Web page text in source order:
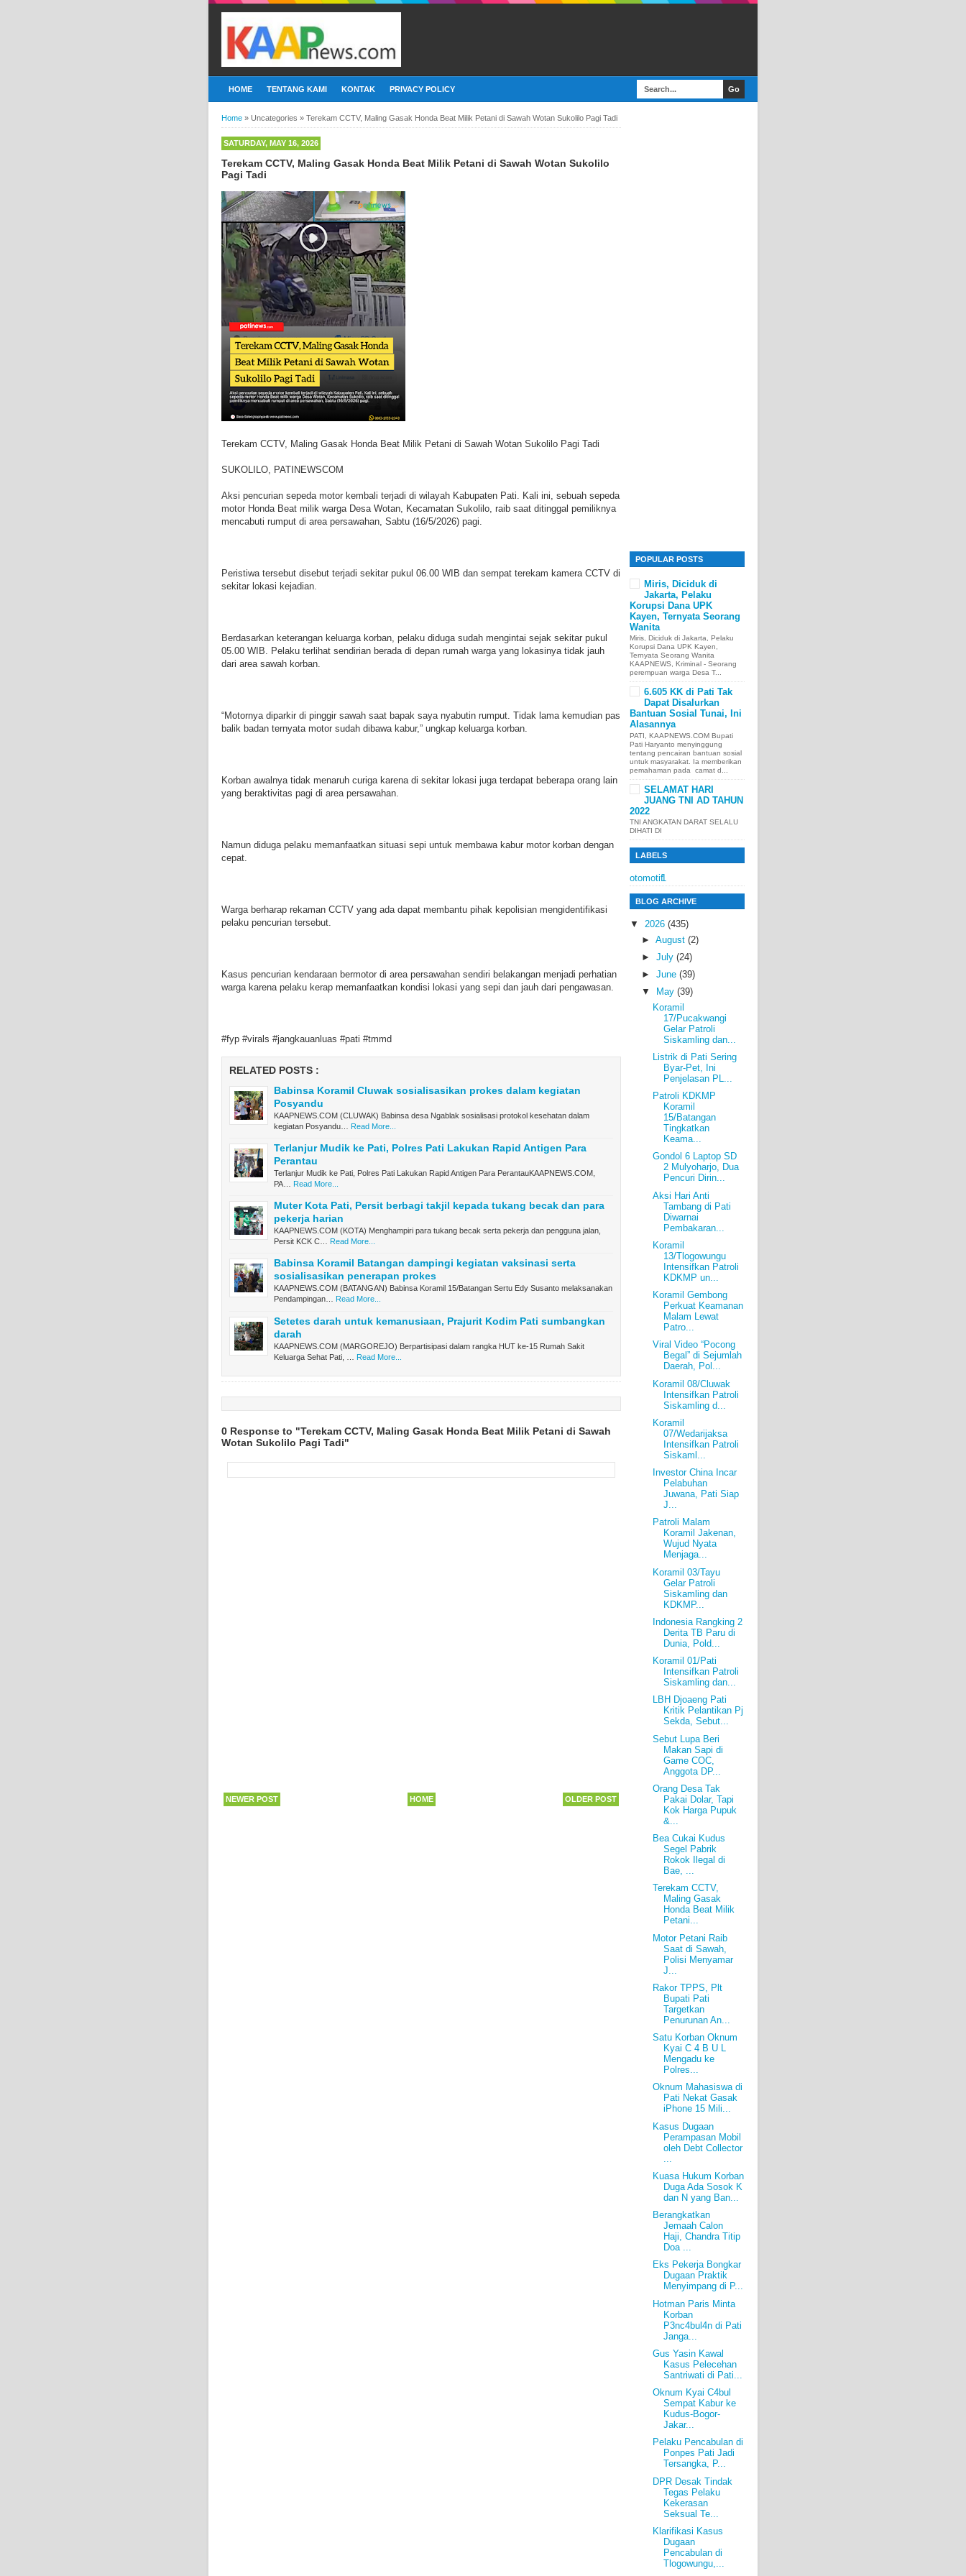
HOME TENTANG KAMI KONTAK PRIVACY POLICY
Home » Uncategories » Terekam CCTV, Maling Gasak Honda Beat Milik Petani di Sawah Wotan Sukolilo Pagi Tadi
SATURDAY, MAY 16, 2026
Terekam CCTV, Maling Gasak Honda Beat Milik Petani di Sawah Wotan Sukolilo
Pagi Tadi
Terekam CCTV, Maling Gasak Honda Beat Milik Petani di Sawah Wotan Sukolilo Pagi Tadi
SUKOLILO, PATINEWSCOM
Aksi pencurian sepeda motor kembali terjadi di wilayah Kabupaten Pati. Kali ini, sebuah sepeda
motor Honda Beat milik warga Desa Wotan, Kecamatan Sukolilo, raib saat ditinggal pemiliknya
mencabuti rumput di area persawahan, Sabtu (16/5/2026) pagi.
Peristiwa tersebut disebut terjadi sekitar pukul 06.00 WIB dan sempat terekam kamera CCTV di
sekitar lokasi kejadian.
Berdasarkan keterangan keluarga korban, pelaku diduga sudah mengintai sejak sekitar pukul
05.00 WIB. Pelaku terlihat sendirian berada di depan rumah warga yang lokasinya tidak jauh
dari area sawah korban.
“Motornya diparkir di pinggir sawah saat bapak saya nyabutin rumput. Tidak lama kemudian pas
balik badan ternyata motor sudah dibawa kabur,” ungkap keluarga korban.
Korban awalnya tidak menaruh curiga karena di sekitar lokasi juga terdapat beberapa orang lain
yang beraktivitas pagi di area persawahan.
Namun diduga pelaku memanfaatkan situasi sepi untuk membawa kabur motor korban dengan
cepat.
Warga berharap rekaman CCTV yang ada dapat membantu pihak kepolisian mengidentifikasi
pelaku pencurian tersebut.
Kasus pencurian kendaraan bermotor di area persawahan sendiri belakangan menjadi perhatian
warga karena pelaku kerap memanfaatkan kondisi lokasi yang sepi dan jauh dari pengawasan.
#fyp #virals #jangkauanluas #pati #tmmd
RELATED POSTS :
Babinsa Koramil Cluwak sosialisasikan prokes dalam kegiatan
Posyandu
KAAPNEWS.COM (CLUWAK) Babinsa desa Ngablak sosialisasi protokol kesehatan dalam
kegiatan Posyandu…
Read More...
Terlanjur Mudik ke Pati, Polres Pati Lakukan Rapid Antigen Para
Perantau
Terlanjur Mudik ke Pati, Polres Pati Lakukan Rapid Antigen Para PerantauKAAPNEWS.COM,
PA…
Read More...
Muter Kota Pati, Persit berbagi takjil kepada tukang becak dan para
pekerja harian
KAAPNEWS.COM (KOTA) Menghampiri para tukang becak serta pekerja dan pengguna jalan,
Persit KCK C…
Read More...
Babinsa Koramil Batangan dampingi kegiatan vaksinasi serta
sosialisasikan penerapan prokes
KAAPNEWS.COM (BATANGAN) Babinsa Koramil 15/Batangan Sertu Edy Susanto melaksanakan
Pendampingan… Read More...
Setetes darah untuk kemanusiaan, Prajurit Kodim Pati sumbangkan
darah
KAAPNEWS.COM (MARGOREJO) Berpartisipasi dalam rangka HUT ke-15 Rumah Sakit
Keluarga Sehat Pati, …
Read More...
0 Response to "Terekam CCTV, Maling Gasak Honda Beat Milik Petani di Sawah
Wotan Sukolilo Pagi Tadi"
NEWER POST OLDER POST
HOME
POPULAR POSTS
Miris, Diciduk di
Jakarta, Pelaku
Korupsi Dana UPK
Kayen, Ternyata Seorang
Wanita
Miris, Diciduk di Jakarta, Pelaku
Korupsi Dana UPK Kayen,
Ternyata Seorang Wanita
KAAPNEWS, Kriminal - Seorang
perempuan warga Desa T...
6.605 KK di Pati Tak
Dapat Disalurkan
Bantuan Sosial Tunai, Ini
Alasannya
PATI, KAAPNEWS.COM Bupati
Pati Haryanto menyinggung
tentang pencairan bantuan sosial
untuk masyarakat. Ia memberikan
pemahaman pada camat d...
SELAMAT HARI
JUANG TNI AD TAHUN
2022
TNI ANGKATAN DARAT SELALU
DIHATI DI
LABELS
otomotif1
BLOG ARCHIVE
▼ 2026 (435)
► August (2)
► July (24)
► June (39)
▼
May (39)
Koramil
17/Pucakwangi
Gelar Patroli
Siskamling dan...
Listrik di Pati Sering
Byar-Pet, Ini
Penjelasan PL...
Patroli KDKMP
Koramil
15/Batangan
Tingkatkan
Keama...
Gondol 6 Laptop SD
2 Mulyoharjo, Dua
Pencuri Dirin...
Aksi Hari Anti
Tambang di Pati
Diwarnai
Pembakaran...
Koramil
13/Tlogowungu
Intensifkan Patroli
KDKMP un...
Koramil Gembong
Perkuat Keamanan
Malam Lewat
Patro...
Viral Video “Pocong
Begal” di Sejumlah
Daerah, Pol...
Koramil 08/Cluwak
Intensifkan Patroli
Siskamling d...
Koramil
07/Wedarijaksa
Intensifkan Patroli
Siskaml...
Investor China Incar
Pelabuhan
Juwana, Pati Siap
J...
Patroli Malam
Koramil Jakenan,
Wujud Nyata
Menjaga...
Koramil 03/Tayu
Gelar Patroli
Siskamling dan
KDKMP...
Indonesia Rangking 2
Derita TB Paru di
Dunia, Pold...
Koramil 01/Pati
Intensifkan Patroli
Siskamling dan...
LBH Djoaeng Pati
Kritik Pelantikan Pj
Sekda, Sebut...
Sebut Lupa Beri
Makan Sapi di
Game COC,
Anggota DP...
Orang Desa Tak
Pakai Dolar, Tapi
Kok Harga Pupuk
&...
Bea Cukai Kudus
Segel Pabrik
Rokok Ilegal di
Bae, ...
Terekam CCTV,
Maling Gasak
Honda Beat Milik
Petani...
Motor Petani Raib
Saat di Sawah,
Polisi Menyamar
J...
Rakor TPPS, Plt
Bupati Pati
Targetkan
Penurunan An...
Satu Korban Oknum
Kyai C 4 B U L
Mengadu ke
Polres...
Oknum Mahasiswa di
Pati Nekat Gasak
iPhone 15 Mili...
Kasus Dugaan
Perampasan Mobil
oleh Debt Collector
Kuasa Hukum Korban
Duga Ada Sosok K
dan N yang Ban...
Berangkatkan
Jemaah Calon
Haji, Chandra Titip
Doa ...
Eks Pekerja Bongkar
Dugaan Praktik
Menyimpang di P...
Hotman Paris Minta
Korban
P3nc4bul4n di Pati
Janga...
Gus Yasin Kawal
Kasus Pelecehan
Santriwati di Pati...
Oknum Kyai C4bul
Sempat Kabur ke
Kudus-Bogor-
Jakar...
Pelaku Pencabulan di
Ponpes Pati Jadi
Tersangka, P...
DPR Desak Tindak
Tegas Pelaku
Kekerasan
Seksual Te...
Klarifikasi Kasus
Dugaan
Pencabulan di
Tlogowungu,...